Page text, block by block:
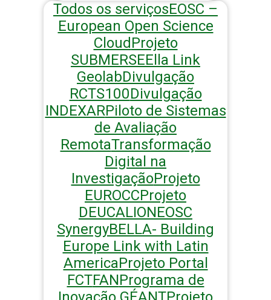
Todos os serviçosEOSC –
European Open Science
Cloud Projeto
SUBMERSEElla Link
GeolabDivulgação
RCTS100Divulgação
INDEXARPiloto de Sistemas
de Avaliação
RemotaTransformação
Digital na
InvestigaçãoProjeto
EUROCCProjeto
DEUCALIONEOSC
SynergyBELLA- Building
Europe Link with Latin
AmericaProjeto Portal
FCTFANPrograma de